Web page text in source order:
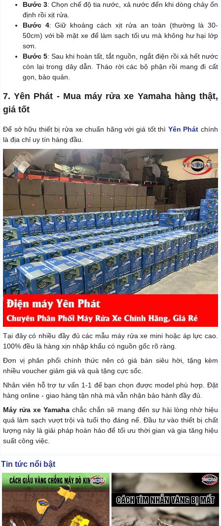
Bước 3: Chọn chế độ tia nước, xả nước đến khi dòng chảy ổn
định rồi xịt rửa.
Bước 4: Giữ khoảng cách xịt rửa an toàn (thường là 30-
50cm) với bề mặt xe để làm sạch tối ưu mà không hư hại lớp
sơn.
Bước 5: Sau khi hoàn tất, tắt nguồn, ngắt điện rồi xả hết nước
còn lại trong dây dẫn. Tháo rời các bộ phận rồi mang đi cất
gọn, bảo quản.
7. Yên Phát - Mua máy rửa xe Yamaha hàng thật,
giá tốt
Để sở hữu thiết bị rửa xe chuẩn hãng với giá tốt thì Yên Phát chính
là địa chỉ uy tín hàng đầu.
Tại đây có nhiều đầy đủ các mẫu máy rửa xe mini hoặc áp lực cao.
100% đều là hàng xịn nhập khẩu có nguồn gốc rõ ràng.
Đơn vị phân phối chính thức nên có giá bán siêu hời, tặng kèm
nhiều voucher giảm giá và quà tặng cực sốc.
Nhân viên hỗ trợ tư vấn 1-1 để bạn chọn được model phù hợp. Đặt
hàng online - giao hàng tận nhà mà vẫn nhận bảo hành đầy đủ.
Máy rửa xe Yamaha chắc chắn sẽ mang đến sự hài lòng nhờ hiệu
quả làm sạch vượt trội và tuổi thọ đáng nể. Đầu tư vào thiết bị chất
lượng này là giải pháp hoàn hảo để tối ưu thời gian và gia tăng hiệu
suất công việc.
Tin tức nổi bật